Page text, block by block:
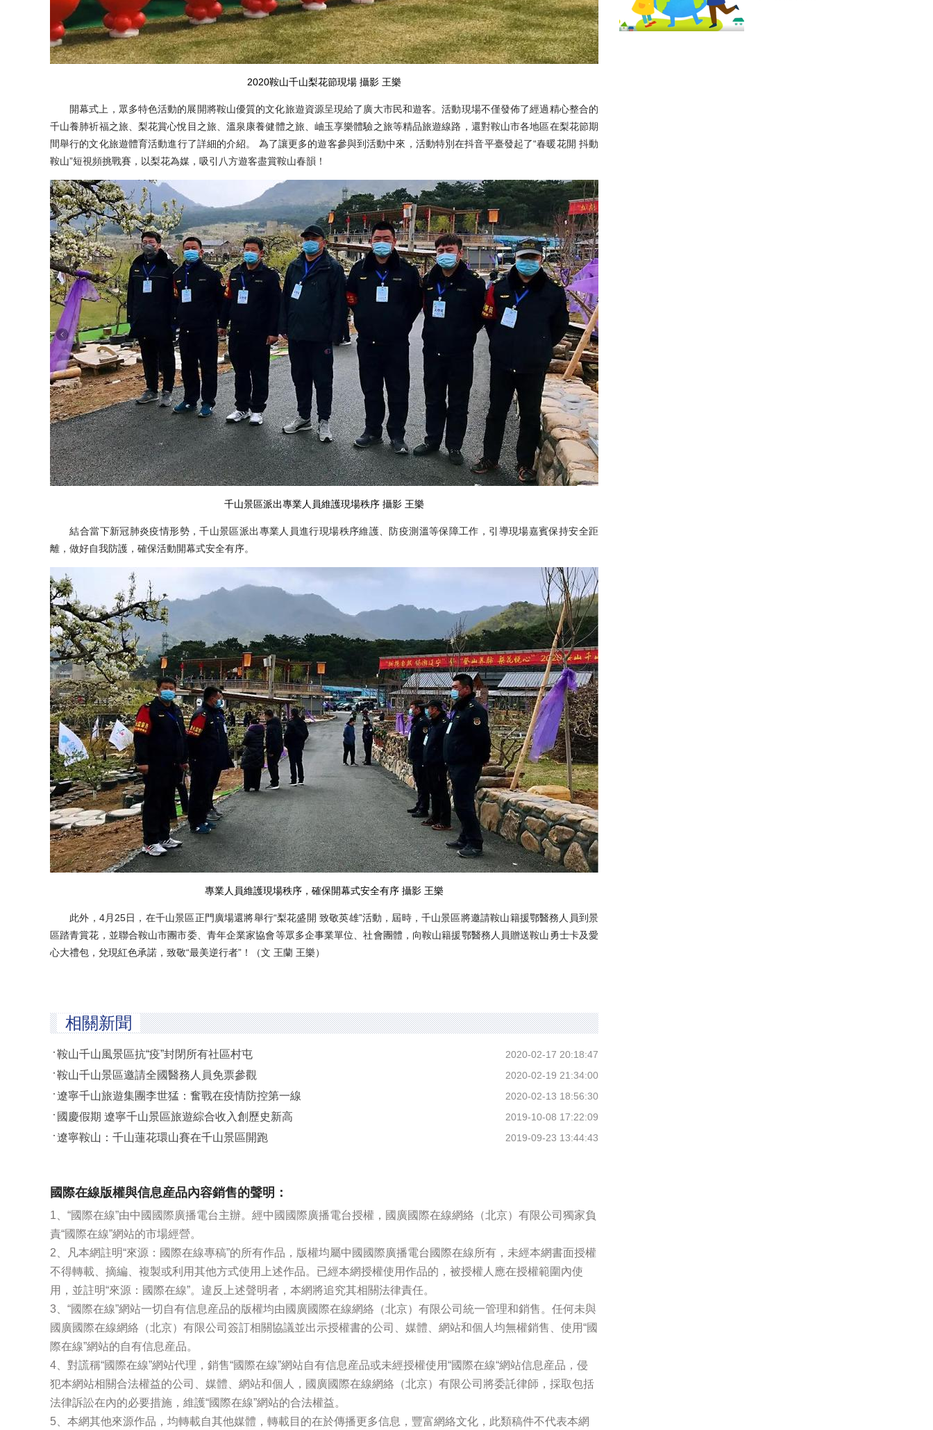
2020鞍山千山梨花節現場 攝影 王樂
開幕式上，眾多特色活動的展開將鞍山優質的文化旅遊資源呈現給了廣大市民和遊客。活動現場不僅發佈了經過精心整合的
千山養肺祈福之旅、梨花賞心悅目之旅、溫泉康養健體之旅、岫玉享樂體驗之旅等精品旅遊線路，還對鞍山市各地區在梨花節期
間舉行的文化旅遊體育活動進行了詳細的介紹。 為了讓更多的遊客參與到活動中來，活動特別在抖音平臺發起了“春暖花開 抖動
鞍山”短視頻挑戰賽，以梨花為媒，吸引八方遊客盡賞鞍山春韻！
千山景區派出專業人員維護現場秩序 攝影 王樂
結合當下新冠肺炎疫情形勢，千山景區派出專業人員進行現場秩序維護、防疫測溫等保障工作，引導現場嘉賓保持安全距
離，做好自我防護，確保活動開幕式安全有序。
專業人員維護現場秩序，確保開幕式安全有序 攝影 王樂
此外，4月25日，在千山景區正門廣場還將舉行“梨花盛開 致敬英雄”活動，屆時，千山景區將邀請鞍山籍援鄂醫務人員到景
區踏青賞花，並聯合鞍山市團市委、青年企業家協會等眾多企事業單位、社會團體，向鞍山籍援鄂醫務人員贈送鞍山勇士卡及愛
心大禮包，兌現紅色承諾，致敬“最美逆行者”！（文 王蘭 王樂）
相關新聞
2020-02-17 20:18:47
鞍山千山風景區抗“疫”封閉所有社區村屯
2020-02-19 21:34:00
鞍山千山景區邀請全國醫務人員免票參觀
2020-02-13 18:56:30
遼寧千山旅遊集團李世猛：奮戰在疫情防控第一線
2019-10-08 17:22:09
國慶假期 遼寧千山景區旅遊綜合收入創歷史新高
2019-09-23 13:44:43
遼寧鞍山：千山蓮花環山賽在千山景區開跑
國際在線版權與信息産品內容銷售的聲明：
1、“國際在線”由中國國際廣播電台主辦。經中國國際廣播電台授權，國廣國際在線網絡（北京）有限公司獨家負
責“國際在線”網站的市場經營。
2、凡本網註明“來源：國際在線專稿”的所有作品，版權均屬中國國際廣播電台國際在線所有，未經本網書面授權
不得轉載、摘編、複製或利用其他方式使用上述作品。已經本網授權使用作品的，被授權人應在授權範圍內使
用，並註明“來源：國際在線”。違反上述聲明者，本網將追究其相關法律責任。
3、“國際在線”網站一切自有信息産品的版權均由國廣國際在線網絡（北京）有限公司統一管理和銷售。任何未與
國廣國際在線網絡（北京）有限公司簽訂相關協議並出示授權書的公司、媒體、網站和個人均無權銷售、使用“國
際在線”網站的自有信息産品。
4、對謊稱“國際在線”網站代理，銷售“國際在線”網站自有信息産品或未經授權使用“國際在線“網站信息産品，侵
犯本網站相關合法權益的公司、媒體、網站和個人，國廣國際在線網絡（北京）有限公司將委託律師，採取包括
法律訴訟在內的必要措施，維護“國際在線”網站的合法權益。
5、本網其他來源作品，均轉載自其他媒體，轉載目的在於傳播更多信息，豐富網絡文化，此類稿件不代表本網